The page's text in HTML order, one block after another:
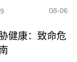
08-06
健康：致命危